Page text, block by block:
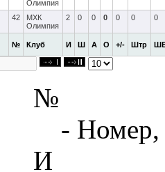
№ Клуб И Ш А О +/- Штр
Олимпия
42
МХК
Олимпия
2 0 0 0 0 0 0
№
- Номер,
И